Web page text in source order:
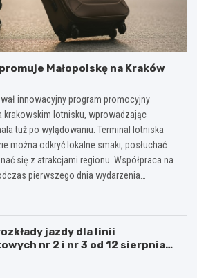
Małopolskę na Kraków
innowacyjny program promocyjny
krakowskim lotnisku, wprowadzając
tuż po wylądowaniu. Terminal lotniska
można odkryć lokalne smaki, posłuchać
się z atrakcjami regionu. Współpraca na
pierwszego dnia wydarzenia…
jazdy dla linii
nr 2 i nr 3 od 12 sierpnia